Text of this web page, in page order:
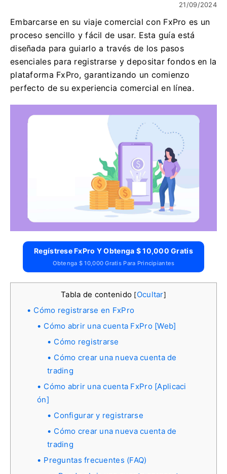
21/09/2024
Embarcarse en su viaje comercial con FxPro es un
proceso sencillo y fácil de usar. Esta guía está
diseñada para guiarlo a través de los pasos
esenciales para registrarse y depositar fondos en la
plataforma FxPro, garantizando un comienzo
perfecto de su experiencia comercial en línea.
Regístrese FxPro Y Obtenga $ 10,000 Gratis
Obtenga $ 10,000 Gratis Para Principiantes
Tabla de contenido [Ocultar]
Cómo registrarse en FxPro
Cómo abrir una cuenta FxPro [Web]
Cómo registrarse
Cómo crear una nueva cuenta de
trading
Cómo abrir una cuenta FxPro [Aplicaci
ón]
Configurar y registrarse
Cómo crear una nueva cuenta de
trading
Preguntas frecuentes (FAQ)